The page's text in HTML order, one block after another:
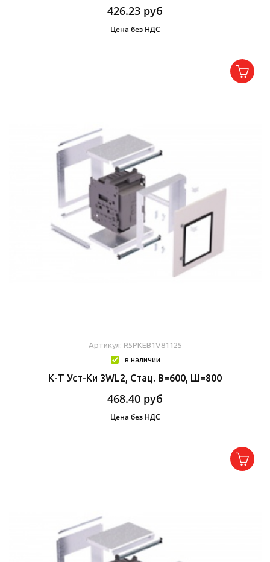
426.23 руб
Цена без НДС
Артикул: R5PKEB1V81125
в наличии
К-Т Уст-Ки 3WL2, Стац. В=600, Ш=800
468.40 руб
Цена без НДС